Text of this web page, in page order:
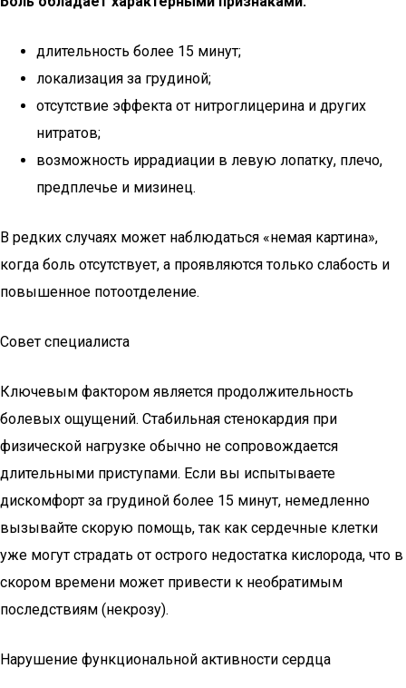
длительность более 15 минут;
локализация за грудиной;
отсутствие эффекта от нитроглицерина и других
нитратов;
возможность иррадиации в левую лопатку, плечо,
предплечье и мизинец.
В редких случаях может наблюдаться «немая картина»,
когда боль отсутствует, а проявляются только слабость и
повышенное потоотделение.
Совет специалиста
Ключевым фактором является продолжительность
болевых ощущений. Стабильная стенокардия при
физической нагрузке обычно не сопровождается
длительными приступами. Если вы испытываете
дискомфорт за грудиной более 15 минут, немедленно
вызывайте скорую помощь, так как сердечные клетки
уже могут страдать от острого недостатка кислорода, что в
скором времени может привести к необратимым
последствиям (некрозу).
Нарушение функциональной активности сердца